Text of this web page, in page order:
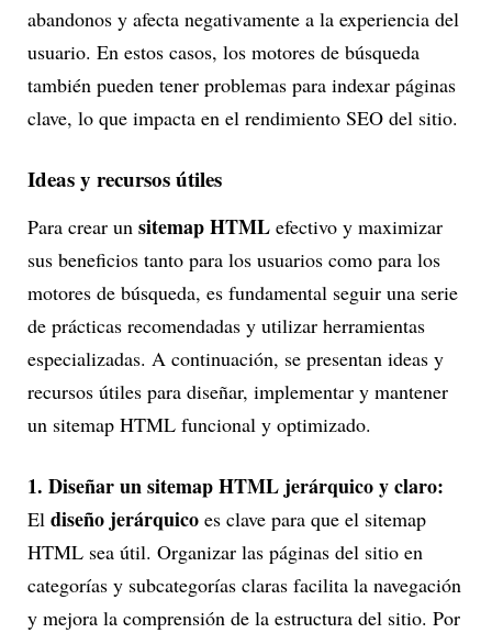
abandonos y afecta negativamente a la experiencia del
usuario. En estos casos, los motores de búsqueda
también pueden tener problemas para indexar páginas
clave, lo que impacta en el rendimiento SEO del sitio.
Ideas y recursos útiles
Para crear un sitemap HTML efectivo y maximizar
sus beneficios tanto para los usuarios como para los
motores de búsqueda, es fundamental seguir una serie
de prácticas recomendadas y utilizar herramientas
especializadas. A continuación, se presentan ideas y
recursos útiles para diseñar, implementar y mantener
un sitemap HTML funcional y optimizado.
1. Diseñar un sitemap HTML jerárquico y claro:
El diseño jerárquico es clave para que el sitemap
HTML sea útil. Organizar las páginas del sitio en
categorías y subcategorías claras facilita la navegación
y mejora la comprensión de la estructura del sitio. Por